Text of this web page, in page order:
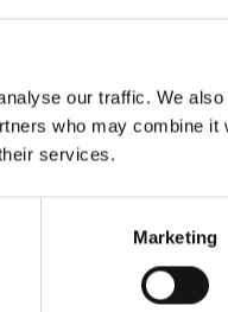
our traffic. We also
who may combine it
services.
Marketing